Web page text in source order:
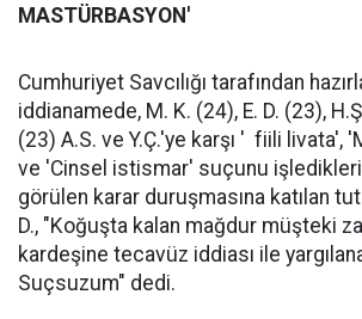
MASTÜRBASYON'
Cumhuriyet Savcılığı tarafından
iddianamede, M. K. (24), E. D. (23),
(23) A.S. ve Y.Ç.'ye karşı ' fiili livata',
ve 'Cinsel istismar' suçunu
görülen karar duruşmasına katılan
D., "Koğuşta kalan mağdur müşteki
kardeşine tecavüz iddiası ile
Suçsuzum" dedi.